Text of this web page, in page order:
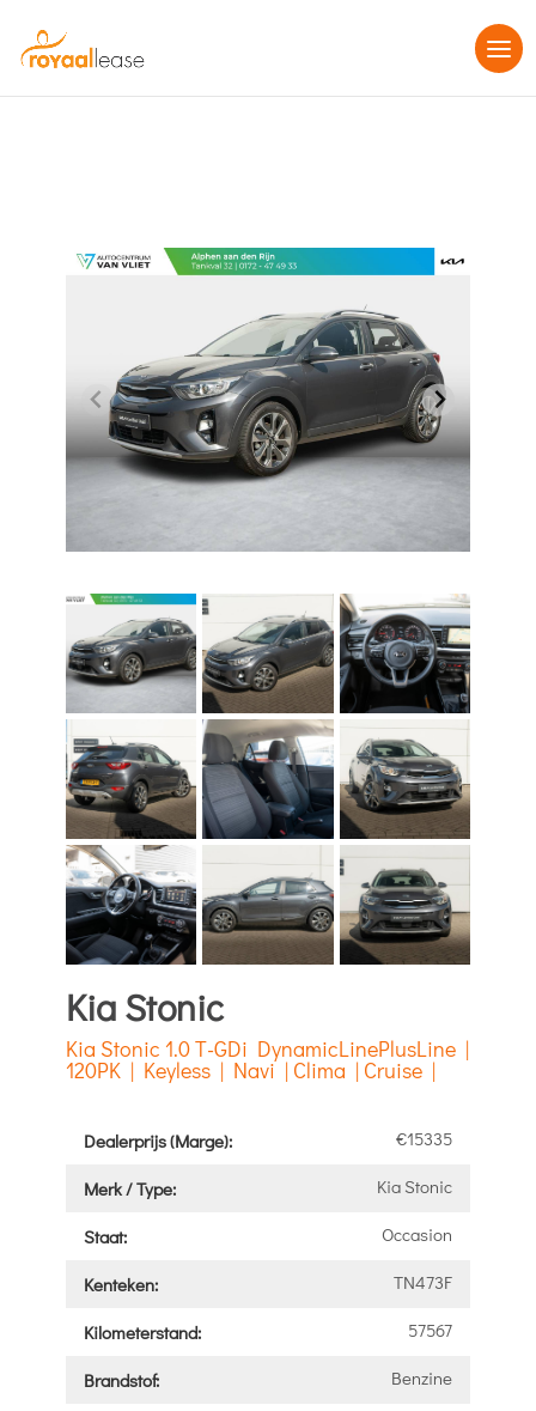
Kia Stonic
Kia Stonic 1.0 T-GDi DynamicLinePlusLine |
120PK | Keyless | Navi | Clima | Cruise |
Dealerprijs (Marge): €15335
Merk / Type: Kia Stonic
Staat: Occasion
Kenteken: TN473F
Kilometerstand: 57567
Brandstof: Benzine